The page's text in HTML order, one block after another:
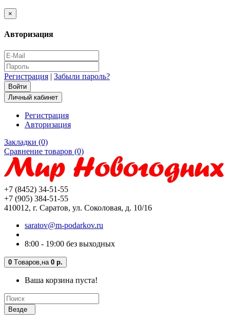
×
Авторизация
Регистрация | Забыли пароль?
Личный кабинет
Регистрация
Авторизация
Закладки (0)
Сравнение товаров (0)
+7 (8452) 34-51-55
+7 (905) 384-51-55
410012, г. Саратов, ул. Соколовая, д. 10/16
saratov@m-podarkov.ru
8:00 - 19:00 без выходных
0 Tоваров, на 0 р.
Ваша корзина пуста!
Везде